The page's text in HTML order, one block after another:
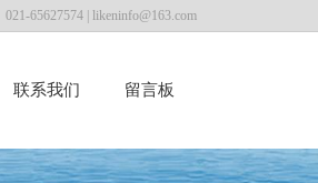
021-65627574 | likeninfo@163.com
联系我们 留言板